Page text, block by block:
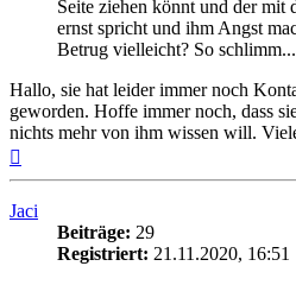
Seite ziehen könnt und der mit
ernst spricht und ihm Angst
Betrug vielleicht? So schlimm...
Hallo, sie hat leider immer noch
geworden. Hoffe immer noch, dass
nichts mehr von ihm wissen will.
Jaci
Beiträge: 29
Registriert: 21.11.2020, 16:51